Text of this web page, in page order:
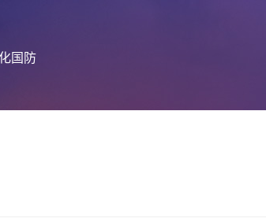
国防